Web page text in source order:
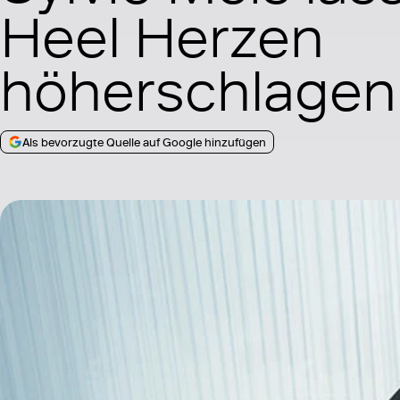
Heel Herzen
Als bevorzugte Quelle auf Google hinzufügen